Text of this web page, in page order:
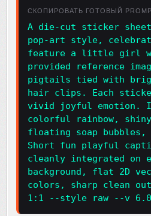
СКОПИРОВАТЬ ГОТОВЫЙ
A die-cut sticker
pop-art style,
feature a little girl
provided reference
pigtails tied with
hair clips. Each
vivid joyful emotion.
colorful rainbow, shiny
floating soap bubbles,
Short fun playful
cleanly integrated on
background, flat 2D
colors, sharp clean
1:1 --style raw --v 6.0